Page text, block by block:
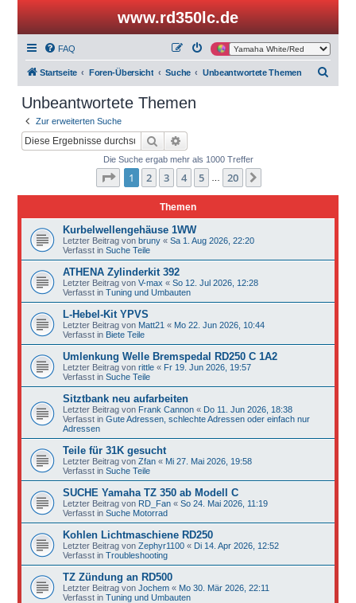
www.rd350lc.de
FAQ
Startseite Foren-Übersicht Suche Unbeantwortete Themen
Unbeantwortete Themen
Zur erweiterten Suche
Suche
Die Suche ergab mehr als 1000 Treffer
Seite 1von 20
1 2 3 4 5 20
Themen
Kurbelwellengehäuse 1WW
Letzter Beitrag von bruny« Sa 1. Aug 2026, 22:20
Verfasst in Suche Teile
ATHENA Zylinderkit 392
Letzter Beitrag von V-max « So 12. Jul 2026, 12:28
Verfasst in Tuning und Umbauten
L-Hebel-Kit YPVS
Letzter Beitrag von Matt21 « Mo 22. Jun 2026, 10:44
Verfasst in Biete Teile
Umlenkung Welle Bremspedal RD250 C 1A2
Letzter Beitrag von rittle« Fr 19. Jun 2026, 19:57
Verfasst in Suche Teile
Sitztbank neu aufarbeiten
Letzter Beitrag von Frank Cannon« Do 11. Jun 2026, 18:38
Verfasst in Gute Adressen, schlechte Adressen oder einfach nur
Adressen
Teile für 31K gesucht
Letzter Beitrag von Zfan« Mi 27. Mai 2026, 19:58
Verfasst in Suche Teile
SUCHE Yamaha TZ 350 ab Modell C
Letzter Beitrag von RD_Fan« So 24. Mai 2026, 11:19
Verfasst in Suche Motorrad
Kohlen Lichtmaschiene RD250
Letzter Beitrag von Zephyr1100« Di 14. Apr 2026, 12:52
Verfasst in Troubleshooting
TZ Zündung an RD500
Letzter Beitrag von Jochem« Mo 30. Mär 2026, 22:11
Verfasst in Tuning und Umbauten